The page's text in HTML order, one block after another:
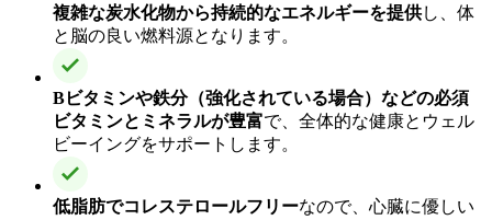
複雑な炭水化物から持続的なエネルギーを提供し、体
と脳の良い燃料源となります。
Bビタミンや鉄分（強化されている場合）などの必須
ビタミンとミネラルが豊富で、全体的な健康とウェル
ビーイングをサポートします。
低脂肪でコレステロールフリーなので、心臓に優しい